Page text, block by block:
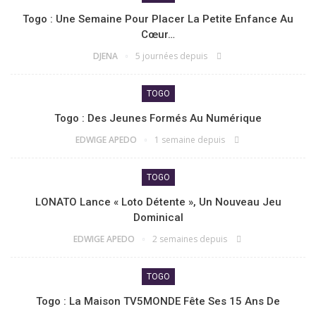
Togo : Une Semaine Pour Placer La Petite Enfance Au
Cœur…
DJENA 5 journées depuis
TOGO
Togo : Des Jeunes Formés Au Numérique
EDWIGE APEDO 1 semaine depuis
TOGO
LONATO Lance « Loto Détente », Un Nouveau Jeu
Dominical
EDWIGE APEDO 2 semaines depuis
TOGO
Togo : La Maison TV5MONDE Fête Ses 15 Ans De